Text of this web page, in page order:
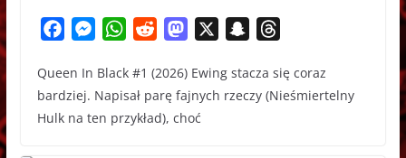
c
e
b
M
s
s
e
W
a
t
s
d
d
i
M
s
t
o
a
p
r
e
Queen In Black #1 (2026) Ewing stacza się coraz
bardziej. Napisał parę fajnych rzeczy (Nieśmiertelny
Hulk na ten przykład), choć